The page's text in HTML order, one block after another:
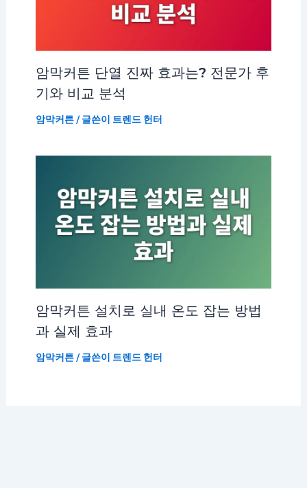
암막커튼 단열 진짜 효과는? 전문가 후
기와 비교 분석
암막커튼/ 글쓴이 트렌드 헌터
암막커튼 설치로 실내 온도 잡는 방법
과 실제 효과
암막커튼/ 글쓴이 트렌드 헌터